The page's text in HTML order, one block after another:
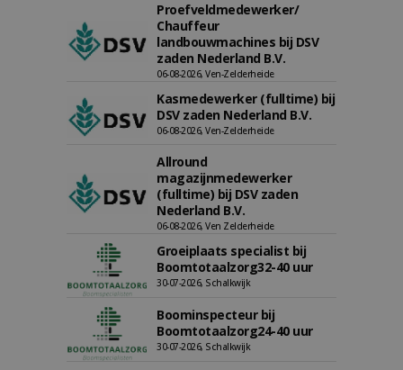
Proefveldmedewerker/
Chauffeur
landbouwmachines bij DSV
zaden Nederland B.V.
06-08-2026, Ven-Zelderheide
Kasmedewerker (fulltime) bij
DSV zaden Nederland B.V.
06-08-2026, Ven-Zelderheide
Allround
magazijnmedewerker
(fulltime) bij DSV zaden
Nederland B.V.
06-08-2026, Ven Zelderheide
Groeiplaats specialist bij
Boomtotaalzorg32-40 uur
30-07-2026, Schalkwijk
Boominspecteur bij
Boomtotaalzorg24-40 uur
30-07-2026, Schalkwijk